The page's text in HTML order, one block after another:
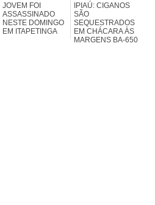
JOVEM FOI
ASSASSINADO
NESTE DOMINGO
EM ITAPETINGA
IPIAÚ: CIGANOS
SÃO
SEQUESTRADOS
EM CHÁCARA ÀS
MARGENS BA-650